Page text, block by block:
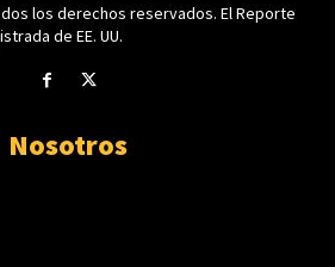
los derechos reservados. El Reporte
de EE. UU.
Nosotros